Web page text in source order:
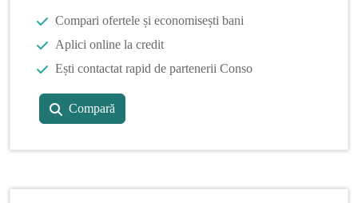
Compari ofertele și economisești bani
Aplici online la credit
Ești contactat rapid de partenerii Conso
Compară